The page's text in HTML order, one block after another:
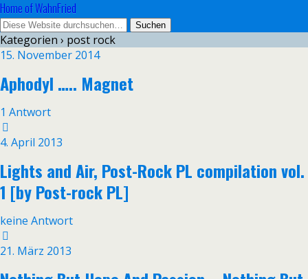
Home of WahnFried
Kategorien › post rock
15. November 2014
Aphodyl ….. Magnet
1 Antwort
4. April 2013
Lights and Air, Post​-​Rock PL compilation vol.
1 [by Post-rock PL]
keine Antwort
21. März 2013